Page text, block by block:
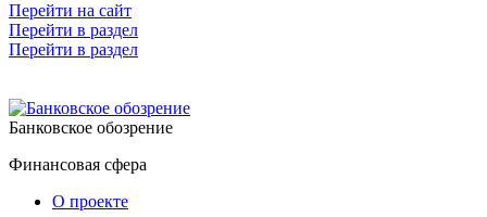
Перейти на сайт
Перейти в раздел
Перейти в раздел
Банковское обозрение
Финансовая сфера
О проекте